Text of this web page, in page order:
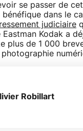
se passer de
dans le
judiciaire
Kodak a
plus de 1 000
Robillart